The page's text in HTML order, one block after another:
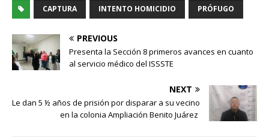
CAPTURA INTENTO HOMICIDIO PRÓFUGO
PREVIOUS
Presenta la Sección 8 primeros avances en cuanto
al servicio médico del ISSSTE
NEXT
Le dan 5 ½ años de prisión por disparar a su vecino
en la colonia Ampliación Benito Juárez